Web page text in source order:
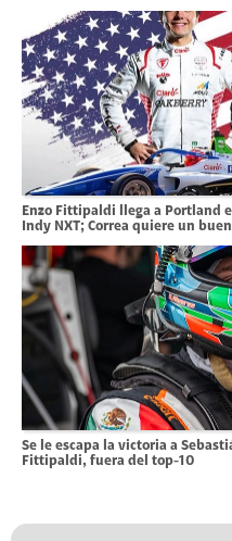
Enzo Fittipaldi llega a Portland
Indy NXT; Correa quiere un
Se le escapa la victoria a
Fittipaldi, fuera del top-10